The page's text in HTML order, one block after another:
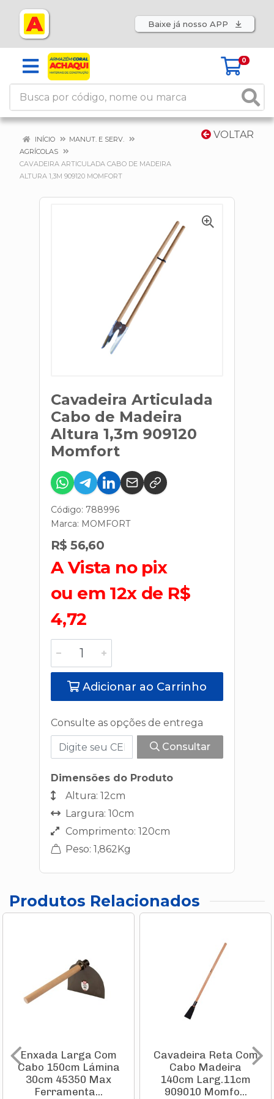
Baixe já nosso APP
0
VOLTAR
INÍCIO
MANUT. E SERV.
AGRÍCOLAS
CAVADEIRA ARTICULADA CABO DE MADEIRA
ALTURA 1,3M 909120 MOMFORT
Cavadeira Articulada
Cabo de Madeira
Altura 1,3m 909120
Momfort
Código: 788996
Marca: MOMFORT
R$ 56,60
A Vista no pix
ou em 12x de R$
4,72
Adicionar ao Carrinho
Consulte as opções de entrega
Consultar
Dimensões do Produto
Altura: 12cm
Largura: 10cm
Comprimento: 120cm
Peso: 1,862Kg
Produtos Relacionados
Enxada Larga Com
Cabo 150cm Lámina
30cm 45350 Max
Ferramenta...
Cavadeira Reta Com
Cabo Madeira
140cm Larg.11cm
909010 Momfo...